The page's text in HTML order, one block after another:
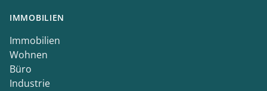
IMMOBILIEN
Immobilien
Wohnen
Büro
Industrie